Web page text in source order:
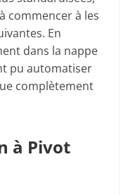
commencer à les
En
dans la nappe
pu automatiser
complètement
à Pivot